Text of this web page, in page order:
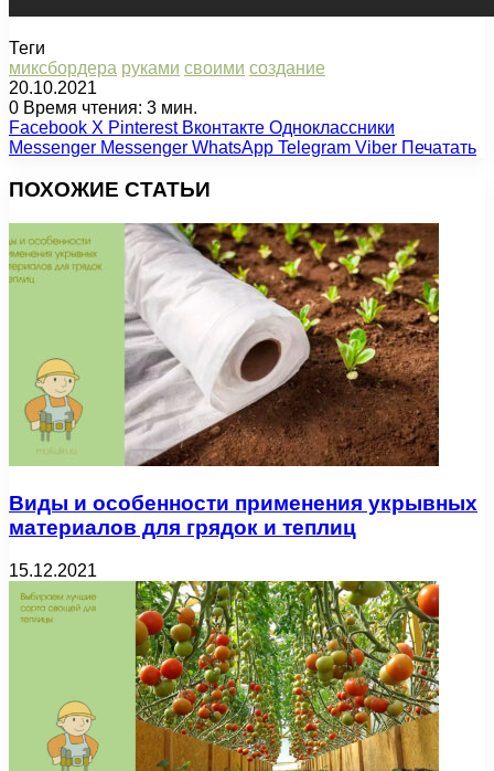
Теги
миксбордера руками своими создание
20.10.2021
0 Время чтения: 3 мин.
Facebook X Pinterest Вконтакте Одноклассники
Messenger Messenger WhatsApp Telegram Viber Печатать
ПОХОЖИЕ СТАТЬИ
Виды и особенности применения укрывных
материалов для грядок и теплиц
15.12.2021